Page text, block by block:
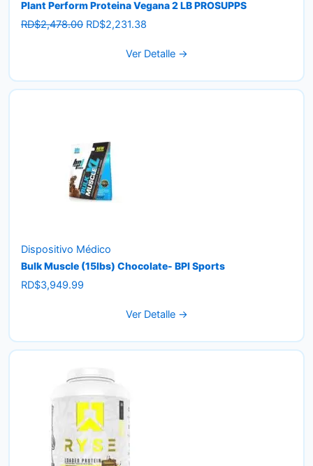
Plant Perform Proteina Vegana 2 LB PROSUPPS
RD$2,478.00 Original
RD$2,231.38
is:
Ver Detalle →
Dispositivo Médico
Bulk Muscle (15lbs) Chocolate- BPI Sports
RD$3,949.99
Ver Detalle →